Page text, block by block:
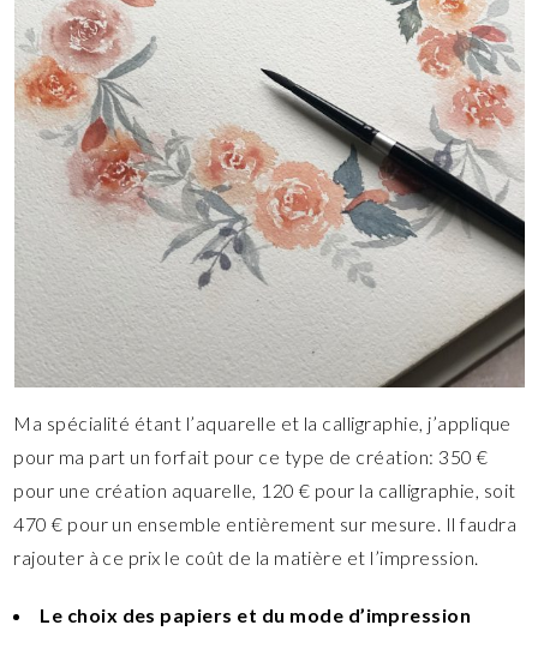
Ma spécialité étant l’aquarelle et la calligraphie, j’applique
pour ma part un forfait pour ce type de création: 350 €
pour une création aquarelle, 120 € pour la calligraphie, soit
470 € pour un ensemble entièrement sur mesure. Il faudra
rajouter à ce prix le coût de la matière et l’impression.
Le choix des papiers et du mode d’impression